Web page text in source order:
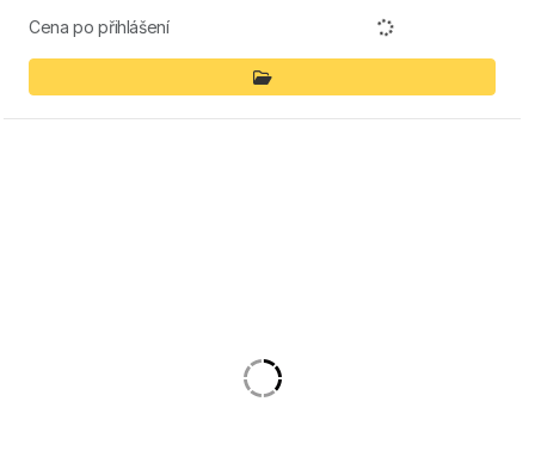
Cena po přihlášení